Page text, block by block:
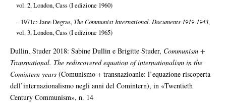
vol. 2, London, Cass (I edizione 1960)
– 1971c: Jane Degras,The Communist International. Documents 1919-1943,
vol. 3, London, Cass (I edizione 1965)
Dullin, Studer 2018: Sabine Dullin e Brigitte Studer, Communism +
Transnational. The rediscovered equation of internationalism in the
Comintern years (Comunismo + transnazioanle: l’equazione riscoperta
dell’internazionalismo negli anni del Comintern), in «Twentieth
Century Communism», n. 14